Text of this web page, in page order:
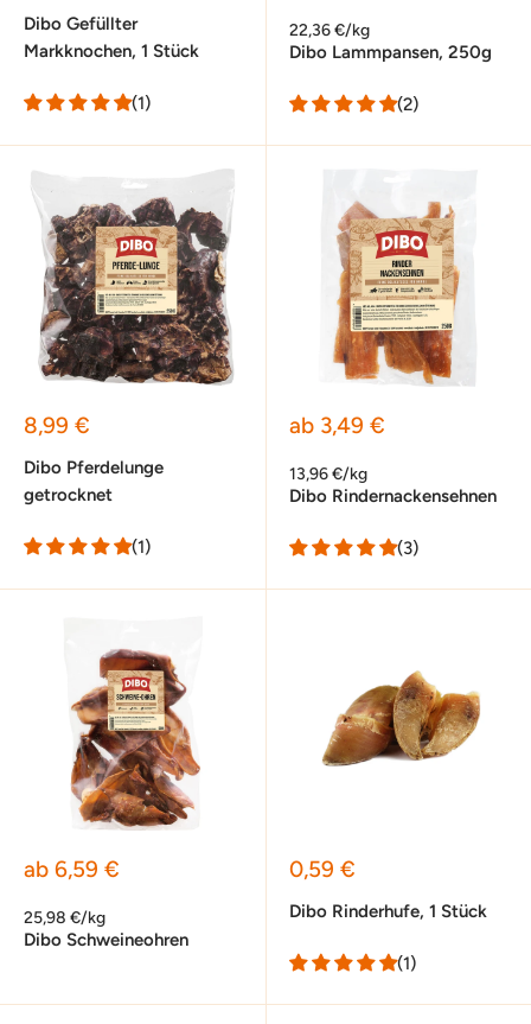
Dibo Gefüllter
Markknochen, 1 Stück
(1)
22,36 €/kg
Dibo Lammpansen, 250g
(2)
Sonderpreis
8,99 €
Dibo Pferdelunge
getrocknet
(1)
Sonderpreis
ab 3,49 €
13,96 €/kg
Dibo Rindernackensehnen
(3)
Sonderpreis
ab 6,59 €
25,98 €/kg
Dibo Schweineohren
Sonderpreis
0,59 €
Dibo Rinderhufe, 1 Stück
(1)